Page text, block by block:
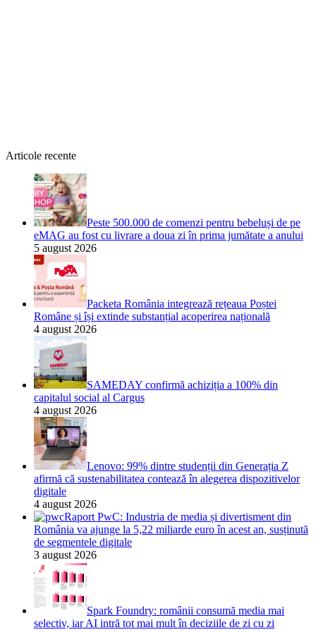
Articole recente
Peste 500.000 de comenzi pentru bebeluși de pe
eMAG au fost cu livrare a doua zi în prima jumătate a anului
5 august 2026
Packeta România integrează rețeaua Poștei
Române și își extinde substanțial acoperirea națională
4 august 2026
SAMEDAY confirmă achiziția a 100% din
capitalul social al Cargus
4 august 2026
Lenovo: 99% dintre studenții din Generația Z
afirmă că sustenabilitatea contează în alegerea dispozitivelor
digitale
4 august 2026
Raport PwC: Industria de media și divertisment din
România va ajunge la 5,22 miliarde euro în acest an, susținută
de segmentele digitale
3 august 2026
Spark Foundry: românii consumă media mai
selectiv, iar AI intră tot mai mult în deciziile de zi cu zi